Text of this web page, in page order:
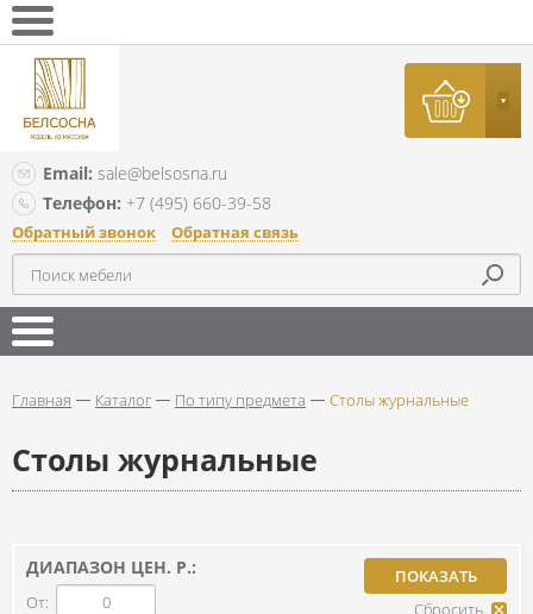
Email: sale@belsosna.ru
Телефон: +7 (495) 660-39-58
Обратный звонок Обратная связь
Главная Каталог По типу предмета Столы журнальные
Столы журнальные
ДИАПАЗОН ЦЕН. Р.:
От: